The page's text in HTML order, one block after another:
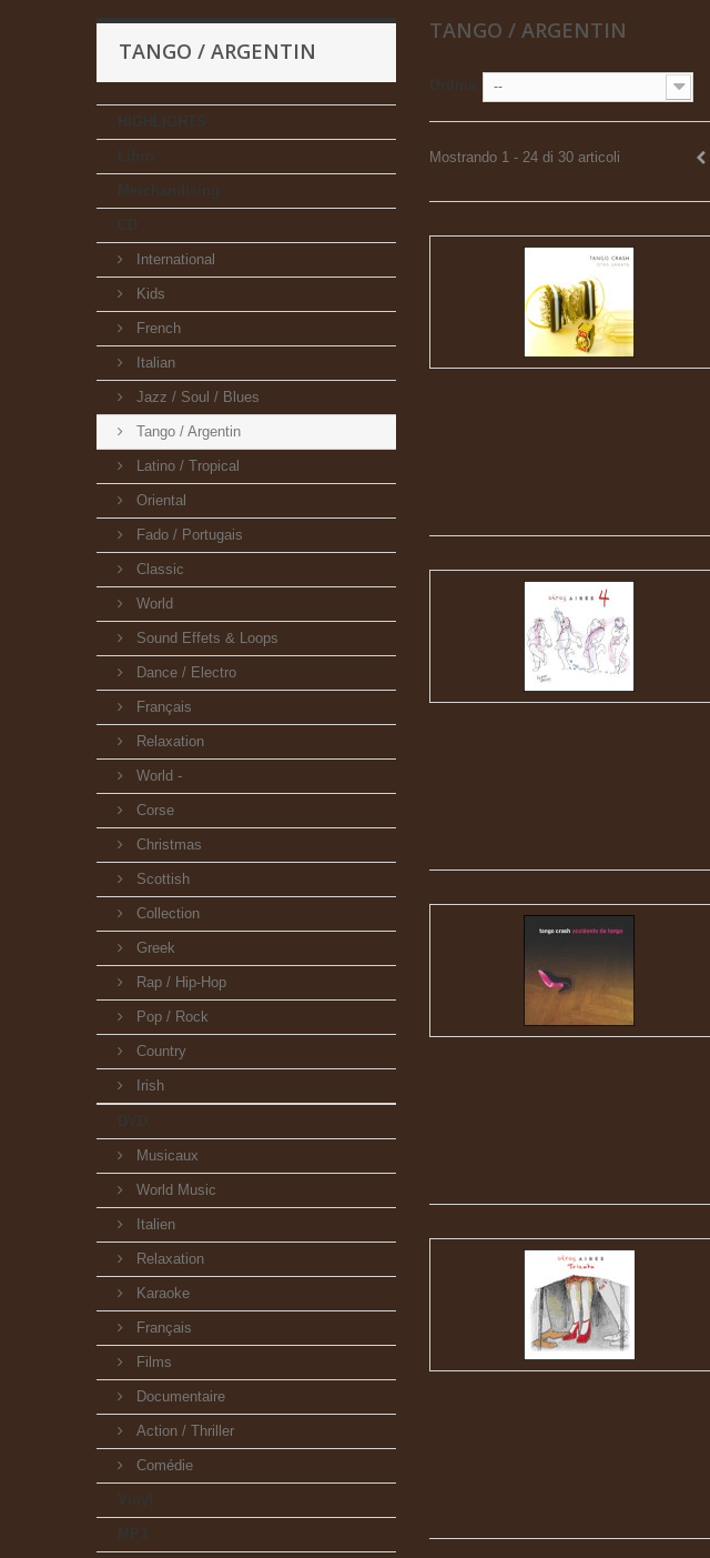
TANGO / ARGENTIN
HIGHLIGHTS
International
Kids
French
Italian
Jazz / Soul / Blues
Tango / Argentin
Latino / Tropical
Oriental
Fado / Portugais
Classic
World
Sound Effets & Loops
Dance / Electro
Français
Relaxation
World -
Corse
Christmas
Scottish
Collection
Greek
Rap / Hip-Hop
Pop / Rock
Country
Irish
Musicaux
World Music
Italien
Relaxation
Karaoke
Français
Films
Documentaire
Action / Thriller
Comédie
TANGO / ARGENTIN
--
Mostrando 1 - 24 di 30 articoli